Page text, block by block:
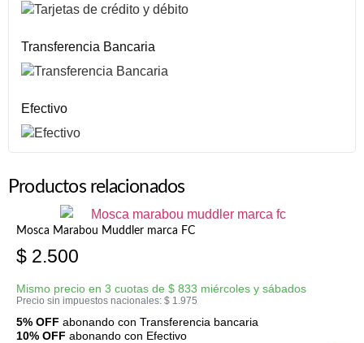
Transferencia Bancaria
Efectivo
Productos relacionados
Mosca Marabou Muddler marca FC
$ 2.500
Mismo precio en 3 cuotas de $ 833 miércoles y sábados
Precio sin impuestos nacionales: $ 1.975
5% OFF abonando con Transferencia bancaria
10% OFF abonando con Efectivo